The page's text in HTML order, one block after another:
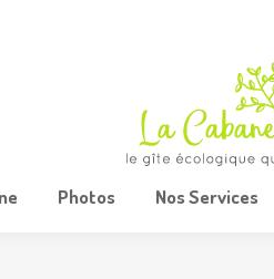
Photos Nos Services